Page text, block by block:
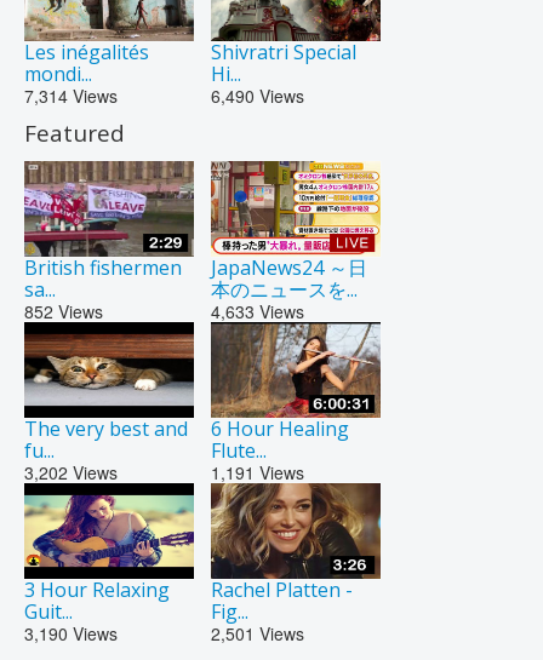
Les inégalités
mondi...
7,314 Views
Shivratri Special
Hi...
6,490 Views
Featured
British fishermen
sa...
852 Views
JapaNews24 ～日
本のニュースを...
4,633 Views
The very best and
fu...
3,202 Views
6 Hour Healing
Flute...
1,191 Views
3 Hour Relaxing
Guit...
3,190 Views
Rachel Platten -
Fig...
2,501 Views